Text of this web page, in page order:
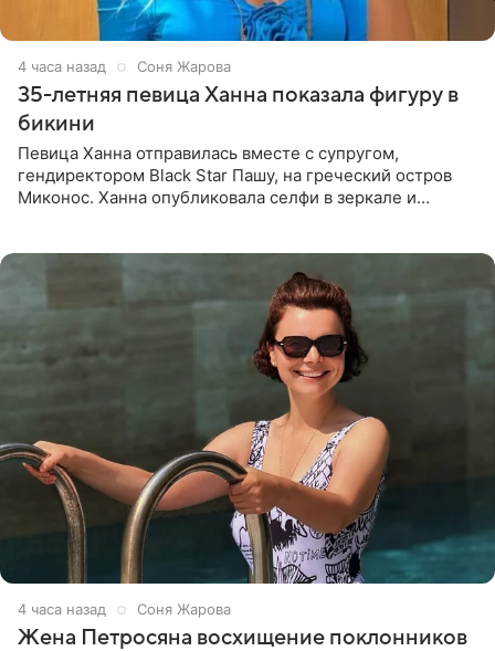
4 часа назад Соня Жарова
35-летняя певица Ханна показала фигуру в
бикини
Певица Ханна отправилась вместе с супругом,
гендиректором Black Star Пашу, на греческий остров
Миконос. Ханна опубликовала селфи в зеркале и
4 часа назад Соня Жарова
Жена Петросяна восхищение поклонников